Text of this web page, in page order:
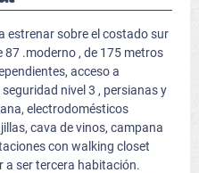
estrenar sobre el costado sur
87 .moderno , de 175 metros
acceso a
nivel 3 , persianas y
electrodomésticos
cava de vinos, campana
con walking closet
a ser tercera habitación.